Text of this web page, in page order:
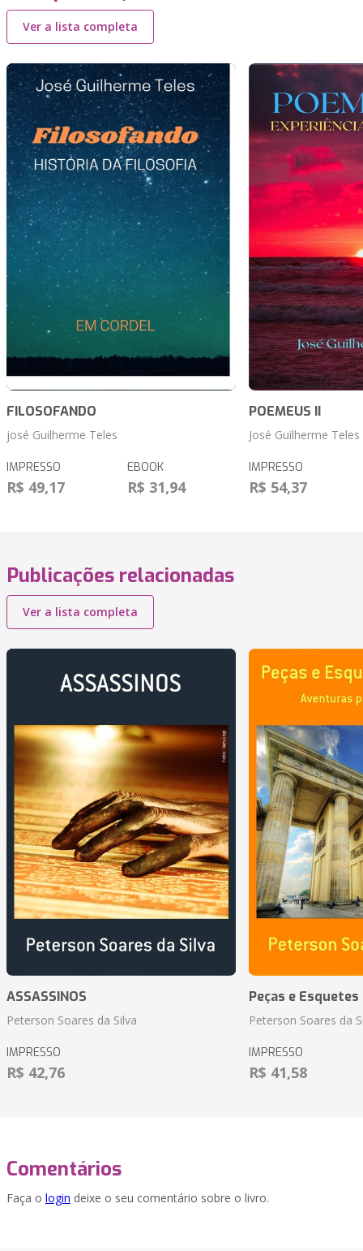
Ver a lista completa
FILOSOFANDO
josé Guilherme Teles
IMPRESSO
R$ 49,17
EBOOK
R$ 31,94
POEMEUS II
José Guilherme Teles
IMPRESSO
R$ 54,37
Publicações relacionadas
Ver a lista completa
ASSASSINOS
Peterson Soares da Silva
IMPRESSO
R$ 42,76
Peças e
Peterson Soares da
IMPRESSO
R$ 41,58
Comentários
Faça o login deixe o seu comentário sobre o livro.